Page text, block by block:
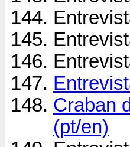
Craban
(pt/en)